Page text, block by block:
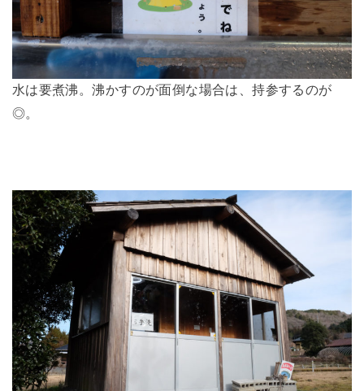
水は要煮沸。沸かすのが面倒な場合は、持参するのが
◎。